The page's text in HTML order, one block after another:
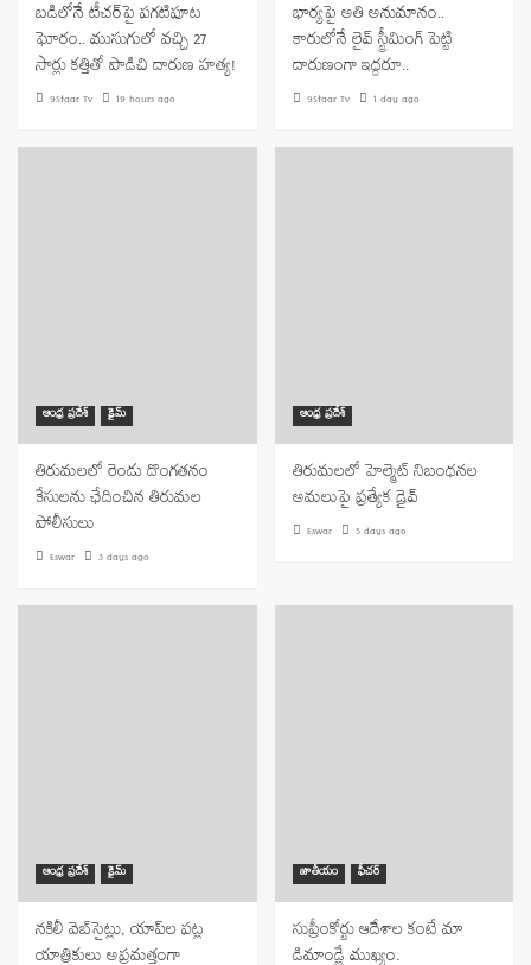
బడిలోనే టీచర్‌పై పగటిపూట
ఘోరం.. ముసుగులో వచ్చి 27
సార్లు కత్తితో పొడిచి దారుణ హత్య!
9Staar Tv 19 hours ago
భార్యపై అతి అనుమానం..
కారులోనే లైవ్ స్ట్రీమింగ్ పెట్టి
దారుణంగా ఇద్దరూ..
9Staar Tv 1 day ago
ఆంధ్ర ప్రదేశ్ క్రైమ్
తిరుమలలో రెండు దొంగతనం
కేసులను ఛేదించిన తిరుమల
పోలీసులు
Eswar 3 days ago
ఆంధ్ర ప్రదేశ్
తిరుమలలో హెల్మెట్ నిబంధనల
అమలుపై ప్రత్యేక డ్రైవ్
Eswar 5 days ago
ఆంధ్ర ప్రదేశ్ క్రైమ్
నకిలీ వెబ్‌సైట్లు, యాప్‌ల పట్ల
యాత్రికులు అప్రమత్తంగా
జాతీయం ఫీచర్
సుప్రీంకోర్టు ఆదేశాల కంటే మా
డిమాండ్లే ముఖ్యం.